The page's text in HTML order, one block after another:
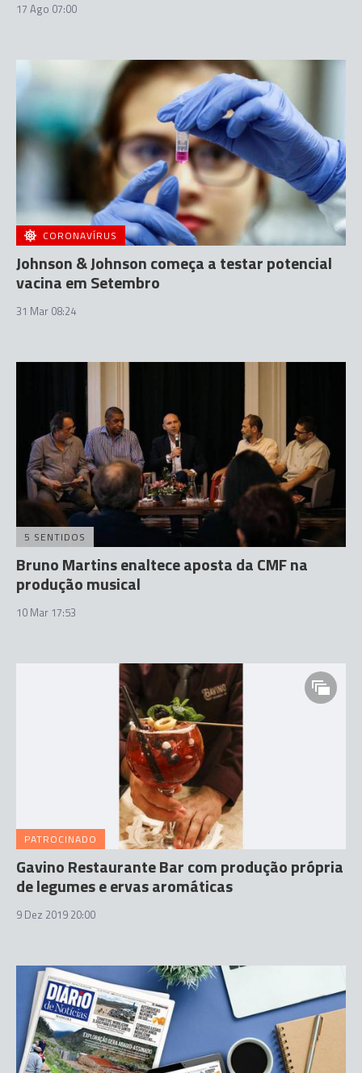
17 Ago 07:00
CORONAVÍRUS
Johnson & Johnson começa a testar potencial
vacina em Setembro
31 Mar 08:24
5 SENTIDOS
Bruno Martins enaltece aposta da CMF na
produção musical
10 Mar 17:53
PATROCINADO
Gavino Restaurante Bar com produção própria
de legumes e ervas aromáticas
9 Dez 2019 20:00